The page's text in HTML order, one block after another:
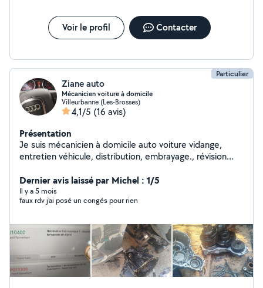
Voir le profil Contacter
Particulier
Ziane auto
Mécanicien voiture à domicile
Villeurbanne (Les-Brosses)
4,1/5 (16 avis)
Présentation
Je suis mécanicien à domicile auto voiture vidange,
entretien véhicule, distribution, embrayage., révision
Dernier avis laissé par Michel : 1/5
Il y a 5 mois
faux rdv j'ai posé un congés pour rien